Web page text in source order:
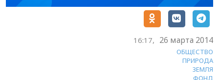
16:17, 26 марта 2014
ОБЩЕСТВО
ПРИРОДА
ЗЕМЛЯ
ФОНД